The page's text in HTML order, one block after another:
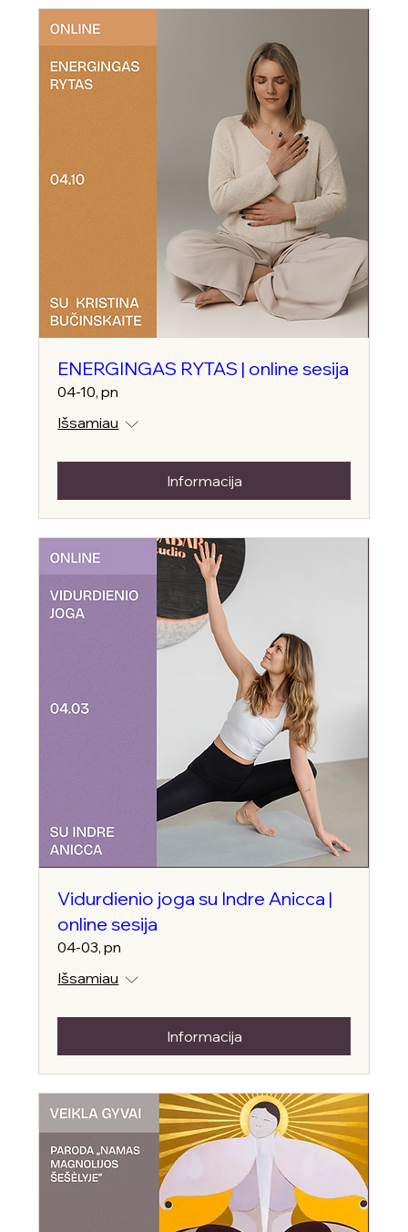
ENERGINGAS RYTAS | online sesija
04-10, pn
Išsamiau
Informacija
Vidurdienio joga su Indre Anicca |
online sesija
04-03, pn
Išsamiau
Informacija